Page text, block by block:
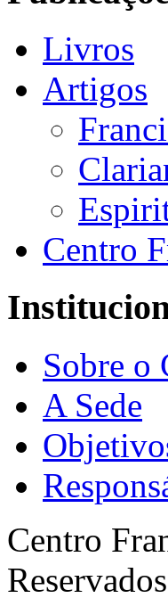
Livros
Artigos
Centro
Sobre o
A Sede
Centro
Reservados